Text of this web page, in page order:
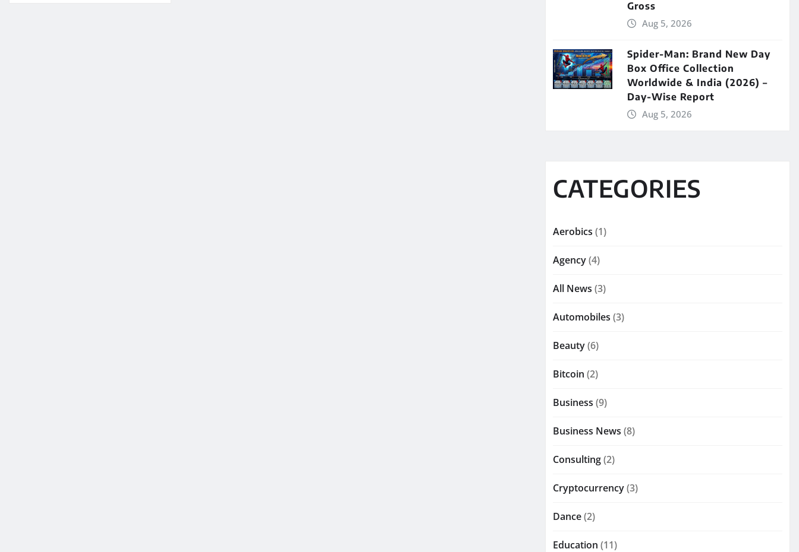
Gross
Aug 5, 2026
Spider-Man: Brand New Day
Box Office Collection
Worldwide & India (2026) –
Day-Wise Report
Aug 5, 2026
CATEGORIES
Aerobics (1)
Agency(4)
All News (3)
Automobiles (3)
Beauty(6)
Bitcoin (2)
Business (9)
Business News (8)
Consulting(2)
Cryptocurrency(3)
Dance(2)
Education (11)